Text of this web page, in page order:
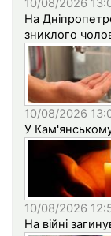
10/08/2026
На
зниклого
10/08/2026
У
10/08/2026
На війні